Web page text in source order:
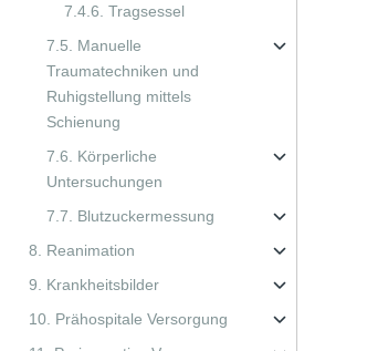
7.4.6. Tragsessel
7.5. Manuelle
Traumatechniken und
Ruhigstellung mittels
Schienung
7.6. Körperliche
Untersuchungen
7.7. Blutzuckermessung
8. Reanimation
9. Krankheitsbilder
10. Prähospitale Versorgung